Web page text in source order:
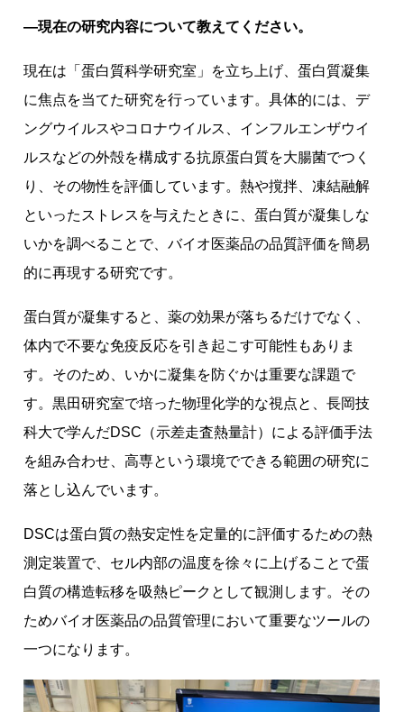
―現在の研究内容について教えてください。
現在は「蛋白質科学研究室」を立ち上げ、蛋白質凝集
に焦点を当てた研究を行っています。具体的には、デ
ングウイルスやコロナウイルス、インフルエンザウイ
ルスなどの外殻を構成する抗原蛋白質を大腸菌でつく
り、その物性を評価しています。熱や撹拌、凍結融解
といったストレスを与えたときに、蛋白質が凝集しな
いかを調べることで、バイオ医薬品の品質評価を簡易
的に再現する研究です。
蛋白質が凝集すると、薬の効果が落ちるだけでなく、
体内で不要な免疫反応を引き起こす可能性もありま
す。そのため、いかに凝集を防ぐかは重要な課題で
す。黒田研究室で培った物理化学的な視点と、長岡技
科大で学んだDSC（示差走査熱量計）による評価手法
を組み合わせ、高専という環境でできる範囲の研究に
落とし込んでいます。
DSCは蛋白質の熱安定性を定量的に評価するための熱
測定装置で、セル内部の温度を徐々に上げることで蛋
白質の構造転移を吸熱ピークとして観測します。その
ためバイオ医薬品の品質管理において重要なツールの
一つになります。